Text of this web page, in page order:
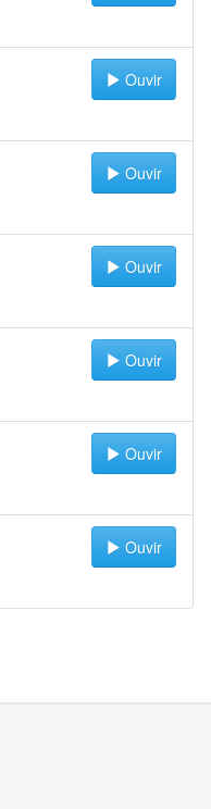
Ouvir
Ouvir
Ouvir
Ouvir
Ouvir
Ouvir